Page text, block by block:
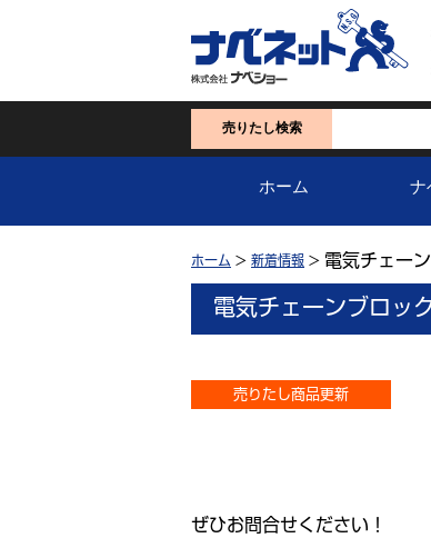
売りたし検索
ホーム ナ
ホーム > 新着情報 > 電気チェー
電気チェーンブロッ
売りたし商品更新
ぜひお問合せください！